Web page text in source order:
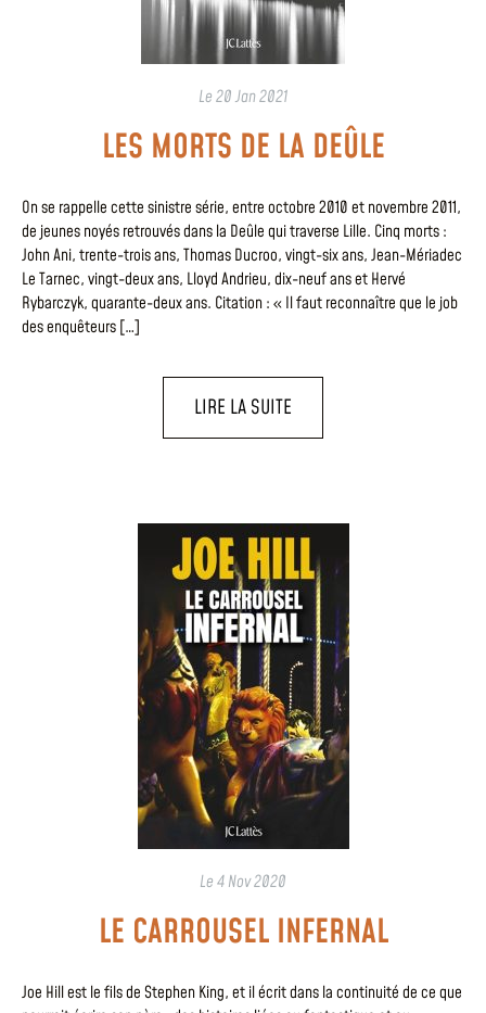
Le20 Jan 2021
LES MORTS DE LA DEÛLE
On se rappelle cette sinistre série, entre octobre 2010 et novembre 2011,
de jeunes noyés retrouvés dans la Deûle qui traverse Lille. Cinq morts :
John Ani, trente-trois ans, Thomas Ducroo, vingt-six ans, Jean-Mériadec
Le Tarnec, vingt-deux ans, Lloyd Andrieu, dix-neuf ans et Hervé
Rybarczyk, quarante-deux ans. Citation : « Il faut reconnaître que le job
des enquêteurs […]
LIRE LA SUITE
Le4 Nov 2020
LE CARROUSEL INFERNAL
Joe Hill est le fils de Stephen King, et il écrit dans la continuité de ce que